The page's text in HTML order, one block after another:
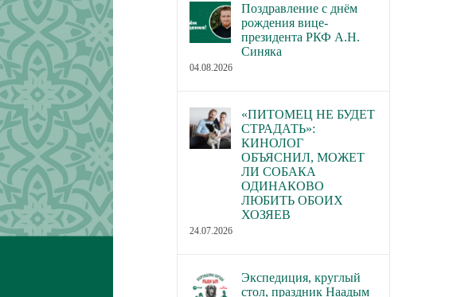
Поздравление с днём
рождения вице-
президента РКФ А.Н.
Синяка
04.08.2026
«ПИТОМЕЦ НЕ БУДЕТ
СТРАДАТЬ»:
КИНОЛОГ
ОБЪЯСНИЛ, МОЖЕТ
ЛИ СОБАКА
ОДИНАКОВО
ЛЮБИТЬ ОБОИХ
ХОЗЯЕВ
24.07.2026
Экспедиция, круглый
стол, праздник Наадым